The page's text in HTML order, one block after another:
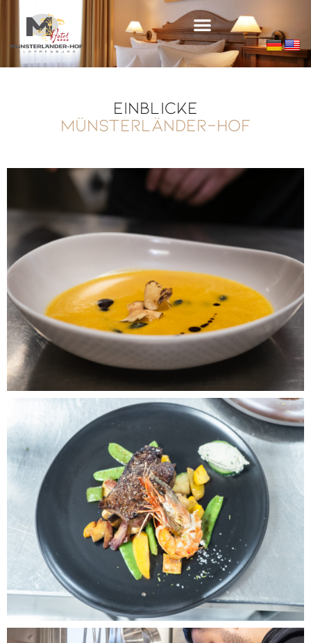
Einblicke
Münsterländer-Hof